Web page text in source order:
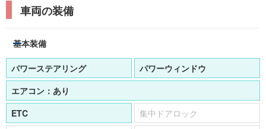
車両の装備
基本装備
パワーステアリング
パワーウィンドウ
エアコン： あり
ETC
集中ドアロック